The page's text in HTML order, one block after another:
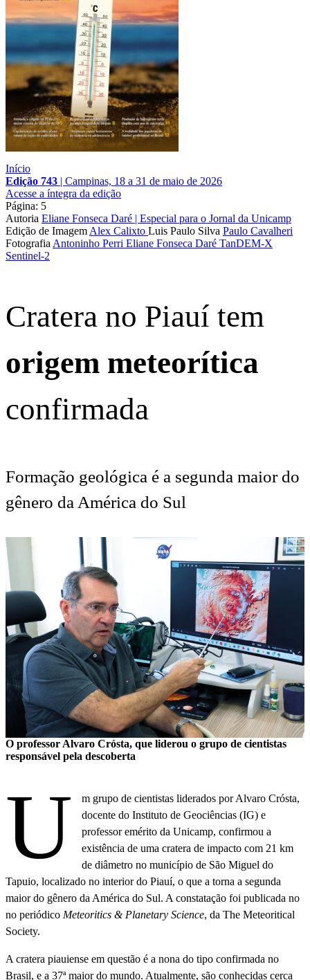
Início
Edição 743 | Campinas, 18 a 31 de maio de 2026
Acesse a íntegra da edição
Página: 5
Autoria Eliane Fonseca Daré | Especial para o Jornal da Unicamp
Edição de Imagem Alex Calixto Luis Paulo Silva Paulo Cavalheri
Fotografia Antoninho Perri Eliane Fonseca Daré TanDEM-X
Sentinel-2
Cratera no Piauí tem
origem meteorítica
confirmada
Formação geológica é a segunda maior do
gênero da América do Sul
O professor Alvaro Crósta, que liderou o grupo de cientistas
responsável pela descoberta
U
m grupo de cientistas liderados por Alvaro Crósta,
docente do Instituto de Geociências (IG) e
professor emérito da Unicamp, confirmou a
existência de uma cratera de impacto com 21 km
de diâmetro no município de São Miguel do
Tapuio, localizado no interior do Piauí, o que a torna a segunda
maior do gênero da América do Sul. A constatação foi publicada no
no periódico Meteoritics & Planetary Science, da The Meteoritical
Society.
A cratera piauiense em questão é a nona do tipo confirmada no
Brasil, e a 37ª maior do mundo. Atualmente, são conhecidas cerca